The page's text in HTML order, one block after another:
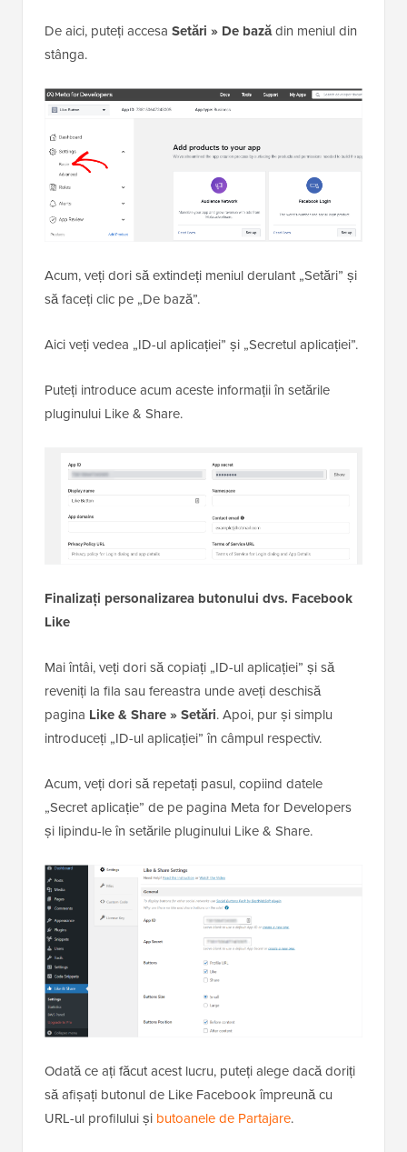
De aici, puteți accesa Setări » De bazădin meniul din
stânga.
Acum, veți dori să extindeți meniul derulant „Setări” și
să faceți clic pe „De bază”.
Aici veți vedea „ID-ul aplicației” și „Secretul aplicației”.
Puteți introduce acum aceste informații în setările
pluginului Like & Share.
Finalizați personalizarea butonului dvs. Facebook
Like
Mai întâi, veți dori să copiați „ID-ul aplicației” și să
reveniți la fila sau fereastra unde aveți deschisă
pagina Like & Share » Setări. Apoi, pur și simplu
introduceți „ID-ul aplicației” în câmpul respectiv.
Acum, veți dori să repetați pasul, copiind datele
„Secret aplicație” de pe pagina Meta for Developers
și lipindu-le în setările pluginului Like & Share.
Odată ce ați făcut acest lucru, puteți alege dacă doriți
să afișați butonul de Like Facebook împreună cu
URL-ul profilului și butoanele de Partajare.